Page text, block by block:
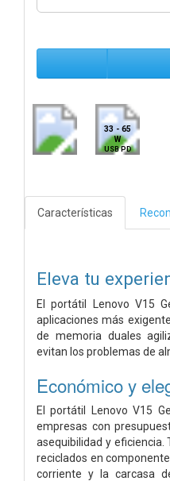
33 - 65
W
USB PD
Características
Eleva tu
El portátil Lenovo V15
aplicaciones más
de memoria duales
evitan los problemas de
Económico y
El portátil Lenovo V15
empresas con
asequibilidad y
reciclados en
corriente y la carcasa